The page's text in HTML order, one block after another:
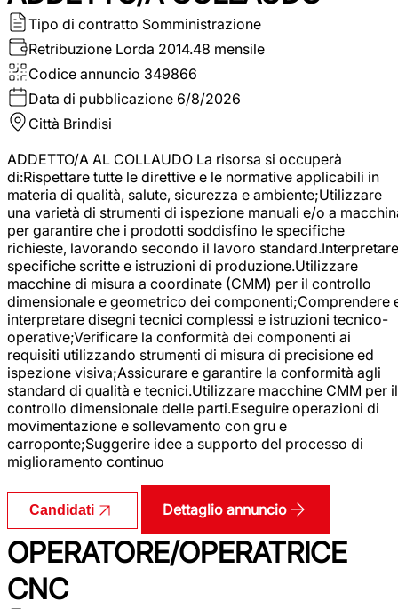
Tipo di contratto Somministrazione
Retribuzione Lorda 2014.48 mensile
Codice annuncio 349866
Data di pubblicazione 6/8/2026
Città Brindisi
ADDETTO/A AL COLLAUDO La risorsa si occuperà
di:Rispettare tutte le direttive e le normative applicabili in
materia di qualità, salute, sicurezza e ambiente;Utilizzare
una varietà di strumenti di ispezione manuali e/o a
per garantire che i prodotti soddisfino le specifiche
richieste, lavorando secondo il lavoro standard.Interpretare
specifiche scritte e istruzioni di produzione.Utilizzare
macchine di misura a coordinate (CMM) per il controllo
dimensionale e geometrico dei componenti;Comprendere
interpretare disegni tecnici complessi e istruzioni tecnico-
operative;Verificare la conformità dei componenti ai
requisiti utilizzando strumenti di misura di precisione ed
ispezione visiva;Assicurare e garantire la conformità agli
standard di qualità e tecnici.Utilizzare macchine CMM per il
controllo dimensionale delle parti.Eseguire operazioni di
movimentazione e sollevamento con gru e
carroponte;Suggerire idee a supporto del processo di
miglioramento continuo
Candidati Dettaglio annuncio
OPERATORE/OPERATRICE
CNC